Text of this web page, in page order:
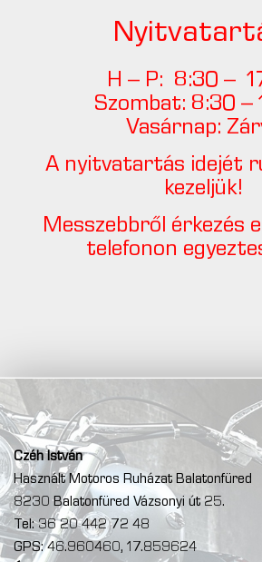
H – P: 8:30 –
Szombat: 8:30 –
Vasárnap:
A nyitvatartás idejét
kezeljük!
Messzebbről érkezés
telefonon
Czéh István
Használt Motoros Ruházat Balatonfüred
8230 Balatonfüred Vázsonyi út 25.
Tel: 36 20 442 72 48
GPS: 46.960460, 17.859624